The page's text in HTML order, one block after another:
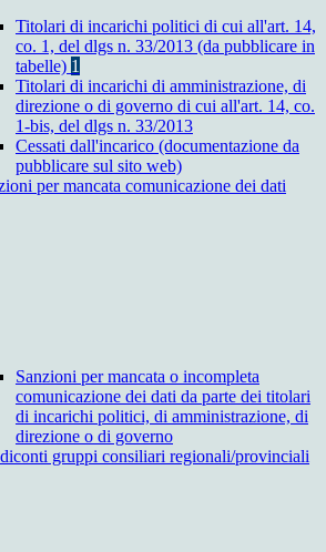
Titolari di incarichi politici di cui all'art. 14,
co. 1, del dlgs n. 33/2013 (da pubblicare in
tabelle) 1
Titolari di incarichi di amministrazione, di
direzione o di governo di cui all'art. 14, co.
1-bis, del dlgs n. 33/2013
Cessati dall'incarico (documentazione da
pubblicare sul sito web)
per mancata comunicazione dei dati
Sanzioni per mancata o incompleta
comunicazione dei dati da parte dei titolari
di incarichi politici, di amministrazione, di
direzione o di governo
gruppi consiliari regionali/provinciali